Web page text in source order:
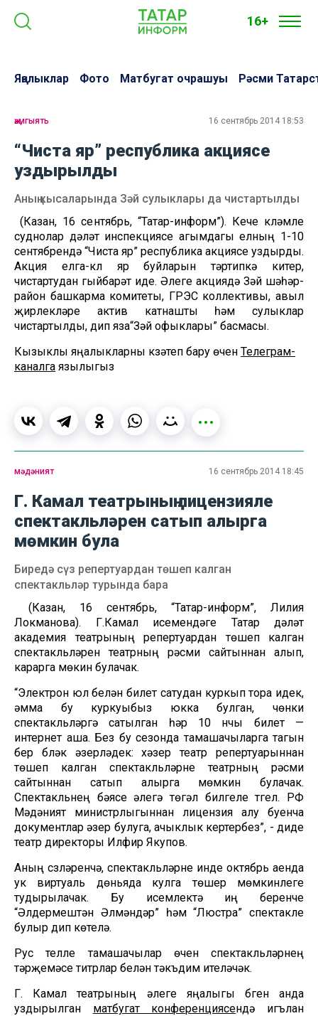
16+
Яңалыклар Фото Матбугат очрашуы Рәсми
җәмгыять 16 сентябрь 2014 18:53
“Чиста яр” республика акциясе
уздырылды
Аның кысаларында Зәй сулыклары да чистартылды
(Казан, 16 сентябрь, “Татар-информ”). Кече күләмле
суднолар дәүләт инспекциясе агымдагы елның 1-10
сентябрендә “Чиста яр” республика акциясе уздырды.
Акция елга-күл яр буйларын тәртипкә китерү,
чистартудан гыйбарәт иде. Әлеге акциядә Зәй шәһәр-
район башкарма комитеты, ГРЭС коллективы, авыл
җирлекләре актив катнашты һәм сулыклар
чистартылды, дип яза“Зәй офыклары” басмасы.
Кызыклы яңалыкларны күзәтеп бару өчен Телеграм-
каналга язылыгыз
мәдәният 16 сентябрь 2014 18:45
Г. Камал театрының лицензияле
спектакльләрен сатып алырга
мөмкин була
Биредә сүз репертуардан төшеп калган
спектакльләр турында бара
(Казан, 16 сентябрь, “Татар-информ”, Лилия
Локманова). Г.Камал исемендәге Татар дәүләт
академия театрының репертуардан төшеп калган
спектакльләрен театрның рәсми сайтыннан алып,
карарга мөкин булачак.
“Электрон юл белән билет сатудан куркып тора идек,
әмма бу куркуыбыз юкка булган, чөнки
спектакльләргә сатылган һәр 10 нчы билет —
интернет аша. Без бу сезонда тамашачыларга тагын
бер бүләк әзерләдек: хәзер театр репертуарыннан
төшеп калган спектакльләрне театрның рәсми
сайтыннан сатып алырга мөмкин булачак.
Спектакльнең бәясе әлегә төгәл билгеле түгел. РФ
Мәдәният министрлыгыннан лицензия алу буенча
документлар әзер булуга, ачыклык кертербез”, - диде
театр директоры Илфир Якупов.
Аның сүзләренчә, спектакльләрне инде октябрь аенда
ук виртуаль дөньяда кулга төшерү мөмкинлеге
тудырылачак. Бу исемлектә иң беренче
“Әлдермештән Әлмәндәр” һәм “Люстра” спектакле
булыр дип көтелә.
Рус телле тамашачылар өчен спектакльләрнең
тәрҗемәсе титрлар белән тәкъдим ителәчәк.
Г. Камал театрының әлеге яңалыгы бүген анда
уздырылган матбугат конференциясендә игълан